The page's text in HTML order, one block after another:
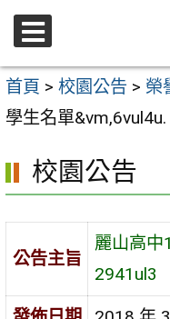
跳
至
主
要
容
區
選
單
首頁 > 校園公告 > 榮
學生名單
校園公告
公告主旨
麗山高中
2941ul3